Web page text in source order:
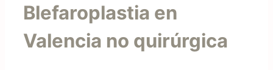
Blefaroplastia en
Valencia no quirúrgica